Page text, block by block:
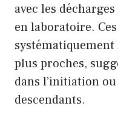
avec les
en laboratoire.
systématiquement
plus proches,
dans l’initiation
descendants.